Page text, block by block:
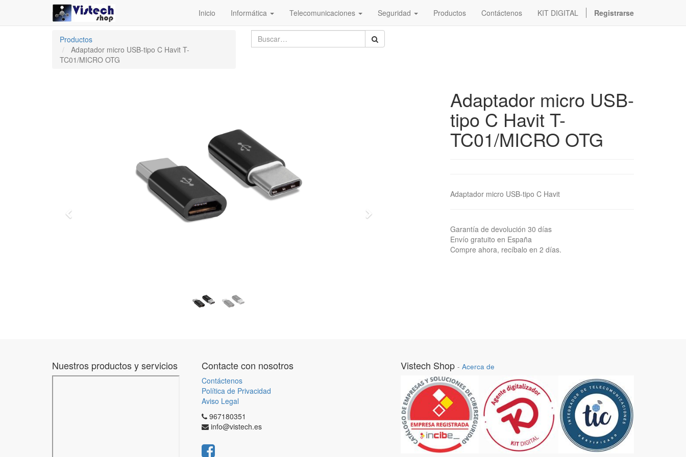
Inicio Informática Telecomunicaciones Seguridad Productos Contáctenos KIT DIGITAL Registrarse
Productos
Adaptador micro USB-tipo C Havit T-
TC01/MICRO OTG
Next
Adaptador micro USB-
tipo C Havit T-
TC01/MICRO OTG
Adaptador micro USB-tipo C Havit
Garantía de devolución 30 días
Envío gratuito en España
Compre ahora, recíbalo en 2 días.
Nuestros productos y servicios Contacte con nosotros
Contáctenos
Política de Privacidad
Aviso Legal
967180351
info@vistech.es
Vistech Shop - Acerca de